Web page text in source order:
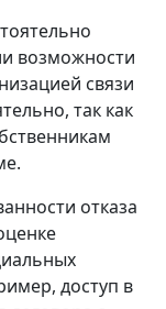
возможности
связи
так как
отказа
доступ в